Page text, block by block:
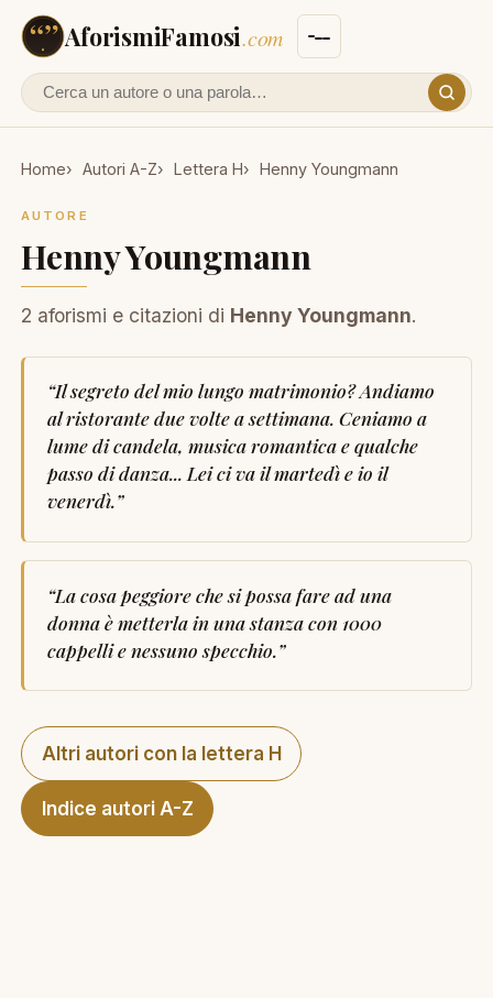
AforismiFamosi.com
Cerca un autore o un aforisma
Home Autori A-Z Lettera H Henny Youngmann
AUTORE
Henny Youngmann
2 aforismi e citazioni di Henny Youngmann.
“Il segreto del mio lungo matrimonio? Andiamo
al ristorante due volte a settimana. Ceniamo a
lume di candela, musica romantica e qualche
passo di danza... Lei ci va il martedì e io il
venerdì.”
“La cosa peggiore che si possa fare ad una
donna è metterla in una stanza con 1000
cappelli e nessuno specchio.”
Altri autori con la lettera H
Indice autori A-Z